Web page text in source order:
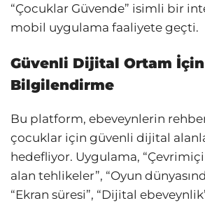
“Çocuklar Güvende” isimli bir
mobil uygulama faaliyete geçti.
Güvenli Dijital Ortam İçin
Bilgilendirme
Bu platform, ebeveynlerin
çocuklar için güvenli dijital
hedefliyor. Uygulama,
alan tehlikeler”, “Oyun
“Ekran süresi”, “Dijital